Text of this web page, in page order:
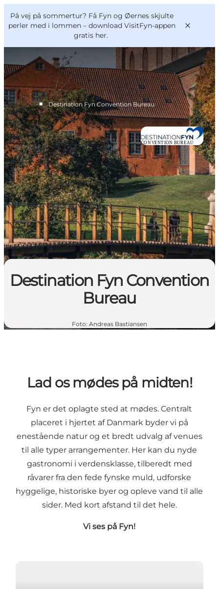
På vej på sommertur? Få Fyn og Øernes skjulte
perler med i lommen – download VisitFyn-appen
gratis her.
Hvorfor Fyn?
Planlæg din event
Kontakt
Møder og konferencer
Deutsch
■ Destination Fyn Convention Bureau
Destination Fyn Convention
Bureau
Foto: Andreas Bastiansen
Lad os mødes på midten!
Fyn er det oplagte sted at mødes. Centralt
placeret i hjertet af Danmark byder vi på
enestående natur og et bredt udvalg af venues
til alle typer arrangementer. Her kan du nyde
gastronomi i verdensklasse, tilberedt med
råvarer fra den fede fynske muld, udforske
hyggelige, historiske byer og opleve vand til alle
sider. Med kort afstand til det hele.
Vi ses på Fyn!